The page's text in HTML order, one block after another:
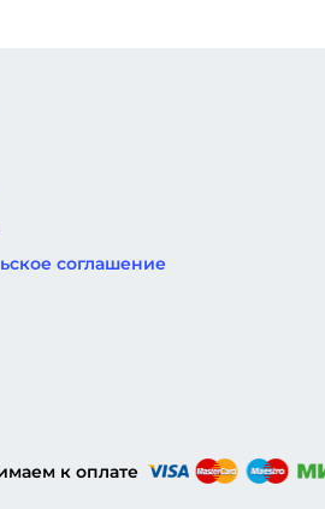
соглашение
к оплате